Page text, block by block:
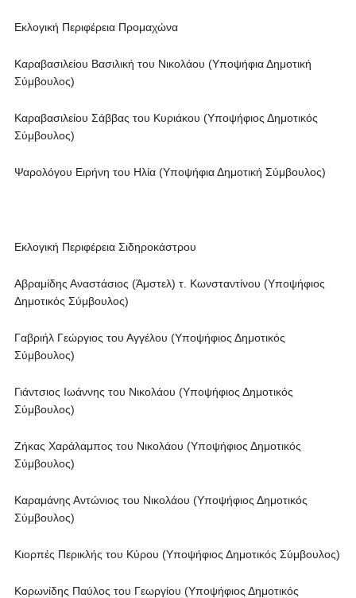
Εκλογική Περιφέρεια Προμαχώνα
Καραβασιλείου Βασιλική του Νικολάου (Υποψήφια Δημοτική
Σύμβουλος)
Καραβασιλείου Σάββας του Κυριάκου (Υποψήφιος Δημοτικός
Σύμβουλος)
Ψαρολόγου Ειρήνη του Ηλία (Υποψήφια Δημοτική Σύμβουλος)
Εκλογική Περιφέρεια Σιδηροκάστρου
Αβραμίδης Αναστάσιος (Άμστελ) τ. Κωνσταντίνου (Υποψήφιος
Δημοτικός Σύμβουλος)
Γαβριήλ Γεώργιος του Αγγέλου (Υποψήφιος Δημοτικός
Σύμβουλος)
Γιάντσιος Ιωάννης του Νικολάου (Υποψήφιος Δημοτικός
Σύμβουλος)
Ζήκας Χαράλαμπος του Νικολάου (Υποψήφιος Δημοτικός
Σύμβουλος)
Καραμάνης Αντώνιος του Νικολάου (Υποψήφιος Δημοτικός
Σύμβουλος)
Κιορπές Περικλής του Κύρου (Υποψήφιος Δημοτικός Σύμβουλος)
Κορωνίδης Παύλος του Γεωργίου (Υποψήφιος Δημοτικός